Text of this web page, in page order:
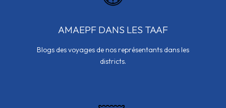
AMAEPF DANS LES TAAF
Blogs des voyages de nos représentants dans les
districts.